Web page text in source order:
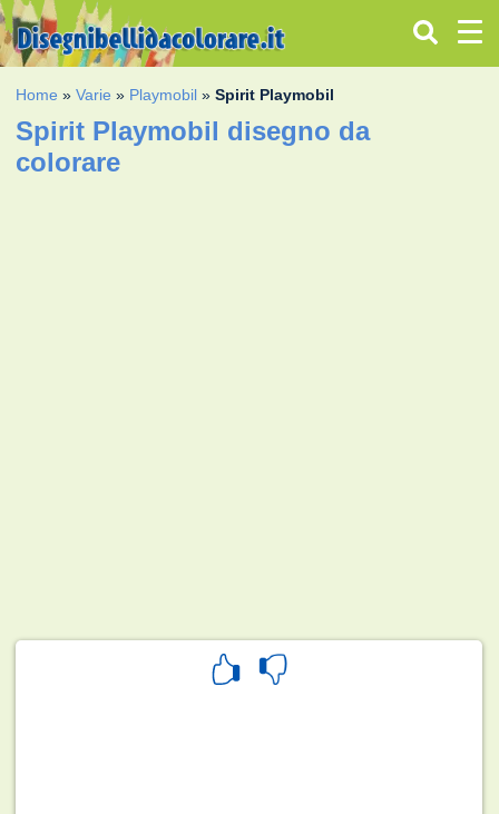
Home »Varie » Playmobil »Spirit Playmobil
Spirit Playmobil disegno da
colorare